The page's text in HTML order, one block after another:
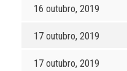
16 outubro, 2019
17 outubro, 2019
17 outubro, 2019